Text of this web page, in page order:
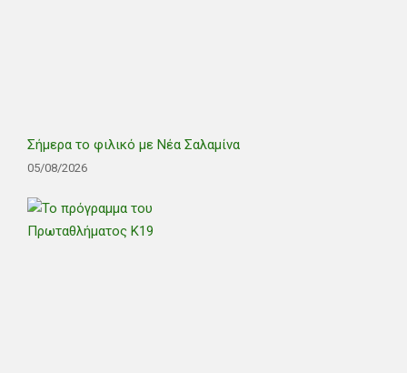
Σήμερα το φιλικό με Νέα Σαλαμίνα
05/08/2026